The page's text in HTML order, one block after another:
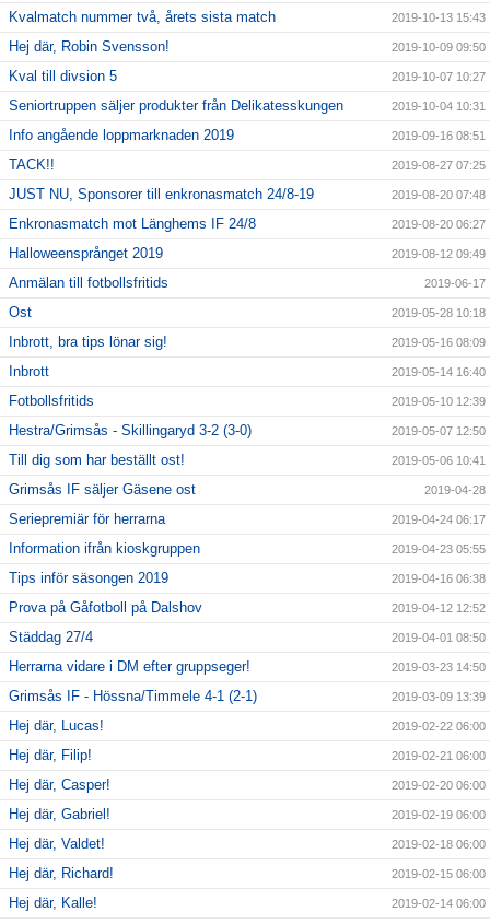
Kvalmatch nummer två, årets sista match 2019-10-13 15:43
Hej där, Robin Svensson! 2019-10-09 09:50
Kval till divsion 5 2019-10-07 10:27
Seniortruppen säljer produkter från Delikatesskungen 2019-10-04 10:31
Info angående loppmarknaden 2019 2019-09-16 08:51
TACK!! 2019-08-27 07:25
JUST NU, Sponsorer till enkronasmatch 24/8-19 2019-08-20 07:48
Enkronasmatch mot Länghems IF 24/8 2019-08-20 06:27
Halloweensprånget 2019 2019-08-12 09:49
Anmälan till fotbollsfritids 2019-06-17
Ost 2019-05-28 10:18
Inbrott, bra tips lönar sig! 2019-05-16 08:09
Inbrott 2019-05-14 16:40
Fotbollsfritids 2019-05-10 12:39
Hestra/Grimsås - Skillingaryd 3-2 (3-0) 2019-05-07 12:50
Till dig som har beställt ost! 2019-05-06 10:41
Grimsås IF säljer Gäsene ost 2019-04-28
Seriepremiär för herrarna 2019-04-24 06:17
Information ifrån kioskgruppen 2019-04-23 05:55
Tips inför säsongen 2019 2019-04-16 06:38
Prova på Gåfotboll på Dalshov 2019-04-12 12:52
Städdag 27/4 2019-04-01 08:50
Herrarna vidare i DM efter gruppseger! 2019-03-23 14:50
Grimsås IF - Hössna/Timmele 4-1 (2-1) 2019-03-09 13:39
Hej där, Lucas! 2019-02-22 06:00
Hej där, Filip! 2019-02-21 06:00
Hej där, Casper! 2019-02-20 06:00
Hej där, Gabriel! 2019-02-19 06:00
Hej där, Valdet! 2019-02-18 06:00
Hej där, Richard! 2019-02-15 06:00
Hej där, Kalle! 2019-02-14 06:00